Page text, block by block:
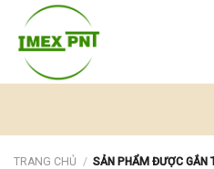
content
TRANG CHỦ / SẢN PHẨM ĐƯỢC GẮN